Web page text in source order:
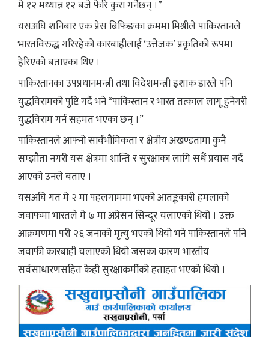
मे १२ मध्यान्न १२ बजे फेरि कुरा गर्नेछन् ।”
यसअघि शनिबार एक प्रेस ब्रिफिङका क्रममा मिश्रीले पाकिस्तानले
भारतविरुद्ध गरिरहेको कारबाहीलाई ‘उत्तेजक’ प्रकृतिको रूपमा
हेरिएको बताएका थिए ।
पाकिस्तानका उपप्रधानमन्त्री तथा विदेशमन्त्री इशाक डारले पनि
युद्धविरामको पुष्टि गर्दै भने “पाकिस्तान र भारत तत्काल लागू हुनेगरी
युद्धविराम गर्न सहमत भएका छन् ।”
पाकिस्तानले आफ्नो सार्वभौमिकता र क्षेत्रीय अखण्डतामा कुनै
सम्झौता नगरी यस क्षेत्रमा शान्ति र सुरक्षाका लागि सधैं प्रयास गर्दै
आएको उनले बताए ।
यसअघि गत मे २ मा पहलगाममा भएको आतङ्ककारी हमलाको
जवाफमा भारतले मे ७ मा अप्रेसन सिन्दूर चलाएको थियो । उक्त
आक्रमणमा परी २६ जनाको मृत्यु भएको थियो भने पाकिस्तानले पनि
जवाफी कारबाही चलाएको थियो जसका कारण भारतीय
सर्वसाधारणसहित केही सुरक्षाकर्मीको हताहत भएको थियो ।